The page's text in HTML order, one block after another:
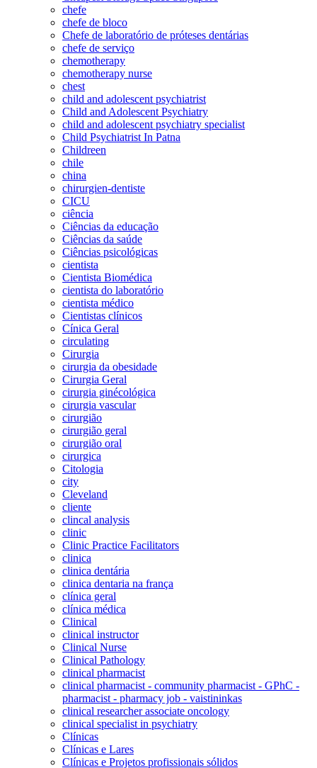
chefe
chefe de bloco
Chefe de laboratório de próteses dentárias
chefe de serviço
chemotherapy
chemotherapy nurse
chest
child and adolescent psychiatrist
Child and Adolescent Psychiatry
child and adolescent psychiatry specialist
Child Psychiatrist In Patna
Childreen
chile
china
chirurgien-dentiste
CICU
ciência
Ciências da educação
Ciências da saúde
Ciências psicológicas
cientista
Cientista Biomédica
cientista do laboratório
cientista médico
Cientistas clínicos
Cínica Geral
circulating
Cirurgia
cirurgia da obesidade
Cirurgia Geral
cirurgia ginécológica
cirurgia vascular
cirurgião
cirurgião geral
cirurgião oral
cirurgica
Citologia
city
Cleveland
cliente
clincal analysis
clinic
Clinic Practice Facilitators
clinica
clinica dentária
clinica dentaria na frança
clínica geral
clínica médica
Clinical
clinical instructor
Clinical Nurse
Clinical Pathology
clinical pharmacist
clinical pharmacist - community pharmacist - GPhC -
pharmacist - pharmacy job - vaistininkas
clinical researcher associate oncology
clinical specialist in psychiatry
Clínicas
Clínicas e Lares
Clínicas e Projetos profissionais sólidos